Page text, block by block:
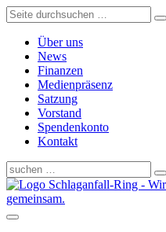
Über uns
News
Finanzen
Medienpräsenz
Satzung
Vorstand
Spendenkonto
Kontakt
Schlaganfall-Ring -
gemeinsam.